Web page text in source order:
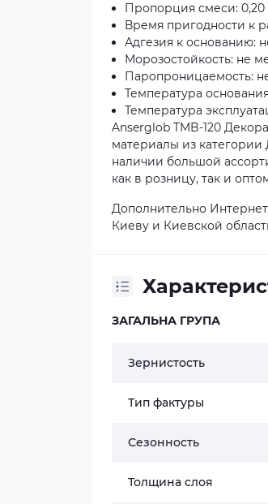
Пропорция смеси: 0,20
Время пригодности к
Адгезия к основанию:
Морозостойкость: не
Паропроницаемость:
Температура
Температура
Anserglob TMB-120
материалы из категории
наличии большой
как в розницу, так и
Дополнительно
Киеву и Киевской
ЗАГАЛЬНА ГРУПА
Зернистость
Тип фактуры
Сезонность
Толщина слоя